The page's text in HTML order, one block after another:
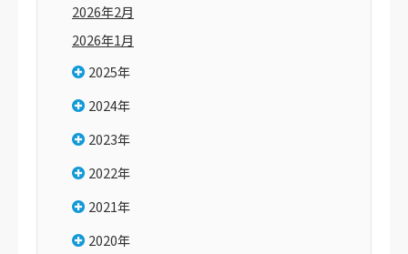
2026年2月
2026年1月
2025年
2024年
2023年
2022年
2021年
2020年